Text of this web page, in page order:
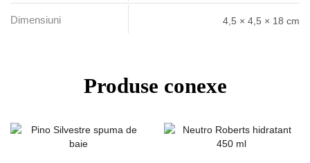
Dimensiuni 4,5 × 4,5 × 18 cm
Produse conexe